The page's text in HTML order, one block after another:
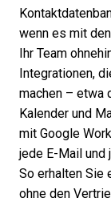
wenn es mit
Ihr Team
Integrationen,
machen – etwa
Kalender und
mit Google
jede E-Mail
So erhalten Sie
ohne den